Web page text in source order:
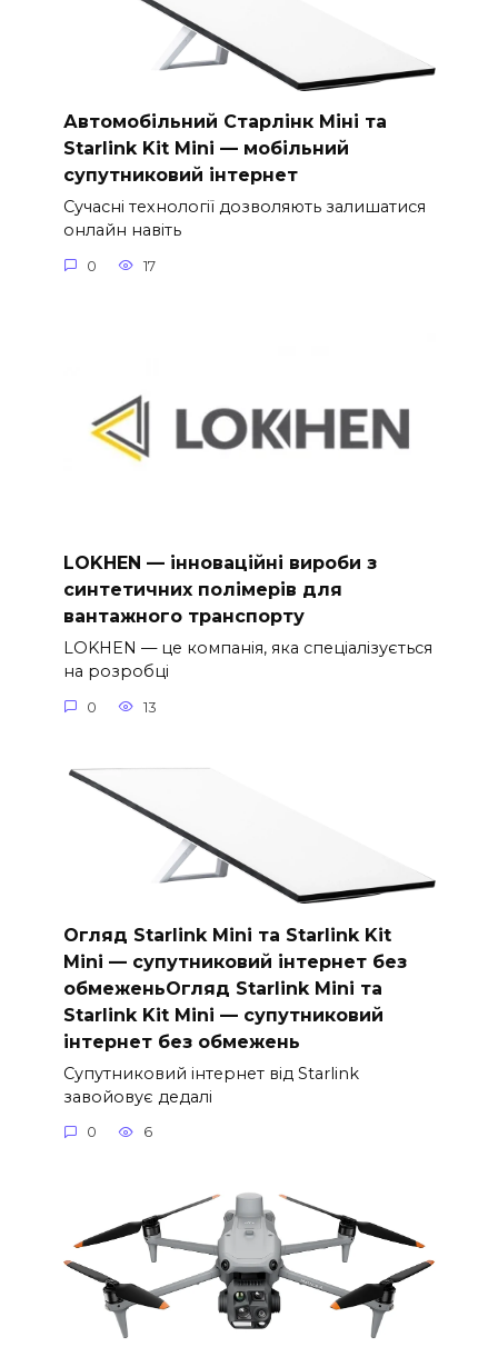
Автомобільний Старлінк Міні та
Starlink Kit Mini — мобільний
супутниковий інтернет
Сучасні технології дозволяють залишатися
онлайн навіть
0 17
LOKHEN — інноваційні вироби з
синтетичних полімерів для
вантажного транспорту
LOKHEN — це компанія, яка спеціалізується
на розробці
0 13
Огляд Starlink Mini та Starlink Kit
Mini — супутниковий інтернет без
обмеженьОгляд Starlink Mini та
Starlink Kit Mini — супутниковий
інтернет без обмежень
Супутниковий інтернет від Starlink
завойовує дедалі
0 6